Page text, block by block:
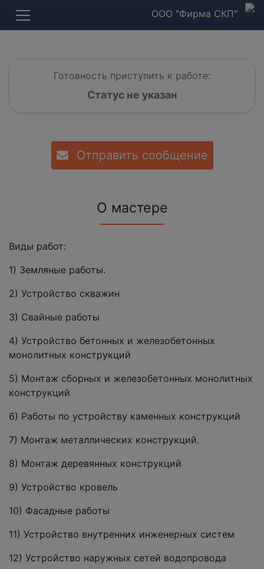
ООО "Фирма СКП"
Готовность приступить к работе:
Статус не указан
Отправить сообщение
О мастере
Виды работ:
1) Земляные работы.
2) Устройство скважин
3) Свайные работы
4) Устройство бетонных и железобетонных
монолитных конструкций
5) Монтаж сборных и железобетонных монолитных
конструкций
6) Работы по устройству каменных конструкций
7) Монтаж металлических конструкций.
8) Монтаж деревянных конструкций
9) Устройство кровель
10) Фасадные работы
11) Устройство внутренних инженерных систем
12) Устройство наружных сетей водопровода